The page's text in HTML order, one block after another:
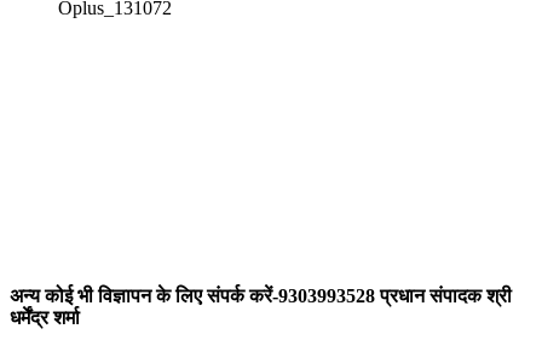
Oplus_131072
अन्य कोई भी विज्ञापन के लिए संपर्क करें-9303993528 प्रधान संपादक श्री
धर्मेंद्र शर्मा